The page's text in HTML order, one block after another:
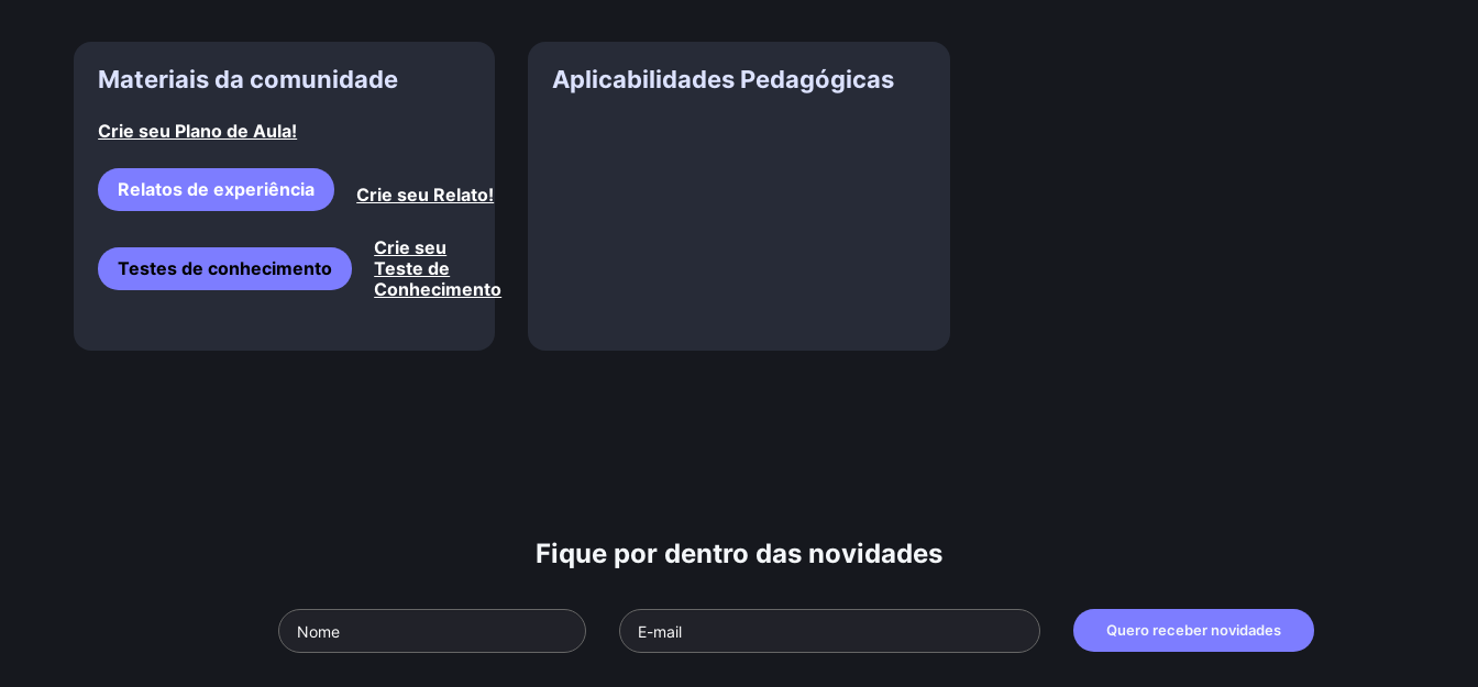
Materiais da comunidade
Crie seu Plano de Aula!
Relatos de experiência Crie seu Relato!
Testes de conhecimento
Crie seu
Teste de
Conhecimento
Aplicabilidades Pedagógicas
Fique por dentro das novidades
Quero receber novidades